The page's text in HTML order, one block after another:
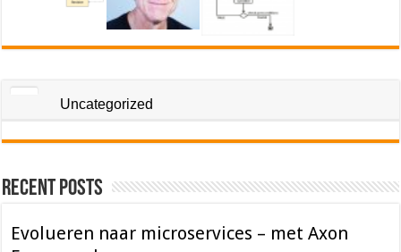
Uncategorized
Recent Posts
Evolueren naar microservices – met Axon